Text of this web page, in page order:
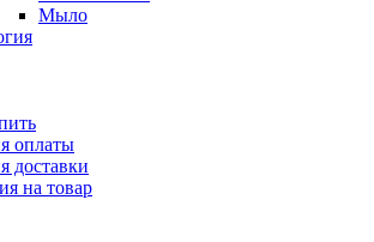
Мыло
оплаты
доставки
на товар